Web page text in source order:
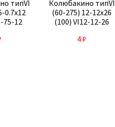
типVI
0.7х12
75-12
Колюбакино типVI
(60-275) 12-12х26
(100) VI12-12-26
4₽